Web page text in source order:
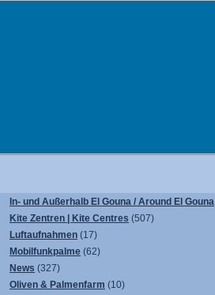
In- und Außerhalb El Gouna / Around El Gouna
Kite Zentren | Kite Centres (507)
Luftaufnahmen (17)
Mobilfunkpalme (62)
News (327)
Oliven & Palmenfarm (10)